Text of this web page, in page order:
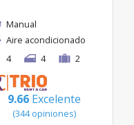
Manual
Aire acondicionado
4
4 2
9.66 Excelente
(344 opiniones)